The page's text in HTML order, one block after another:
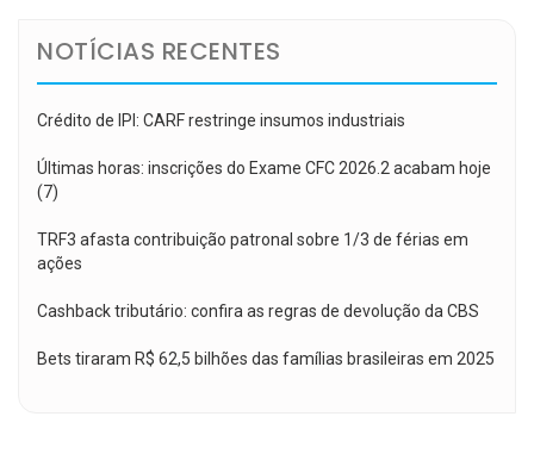
NOTÍCIAS RECENTES
Crédito de IPI: CARF restringe insumos industriais
Últimas horas: inscrições do Exame CFC 2026.2 acabam hoje
(7)
TRF3 afasta contribuição patronal sobre 1/3 de férias em
ações
Cashback tributário: confira as regras de devolução da CBS
Bets tiraram R$ 62,5 bilhões das famílias brasileiras em 2025